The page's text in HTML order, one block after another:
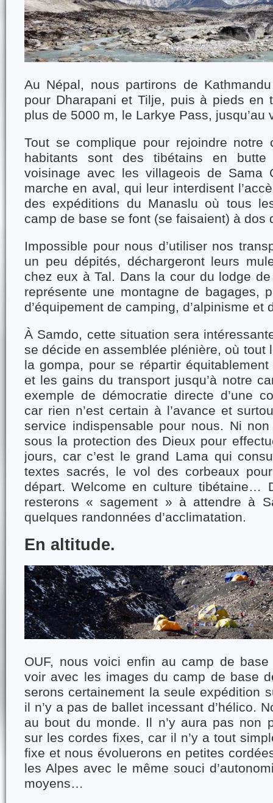
Au Népal, nous partirons de
pour Dharapani et Tilje, puis à pieds en
plus de 5000 m, le Larkye Pass, jusqu’au
Tout se complique pour rejoindre notre
habitants sont des tibétains en
voisinage avec les villageois de Sama
marche en aval, qui leur interdisent
des expéditions du Manaslu où tous
camp de base se font (se faisaient) à dos
Impossible pour nous d’utiliser nos
un peu dépités, déchargeront leurs
chez eux à Tal. Dans la cour du lodge
représente une montagne de bagages,
d’équipement de camping, d’alpinisme et
À Samdo, cette situation sera
se décide en assemblée plénière, où tout
la gompa, pour se répartir
et les gains du transport jusqu’à notre
exemple de démocratie directe d’une
car rien n’est certain à l’avance et
service indispensable pour nous. Ni
sous la protection des Dieux pour
jours, car c’est le grand Lama qui
textes sacrés, le vol des corbeaux
départ. Welcome en culture tibétaine…
resterons « sagement » à attendre à
quelques randonnées d’acclimatation.
En altitude.
OUF, nous voici enfin au camp de
voir avec les images du camp de base
serons certainement la seule expédition
il n’y a pas de ballet incessant d’hélico.
au bout du monde. Il n’y aura pas non
sur les cordes fixes, car il n’y a tout
fixe et nous évoluerons en petites
les Alpes avec le même souci
moyens…